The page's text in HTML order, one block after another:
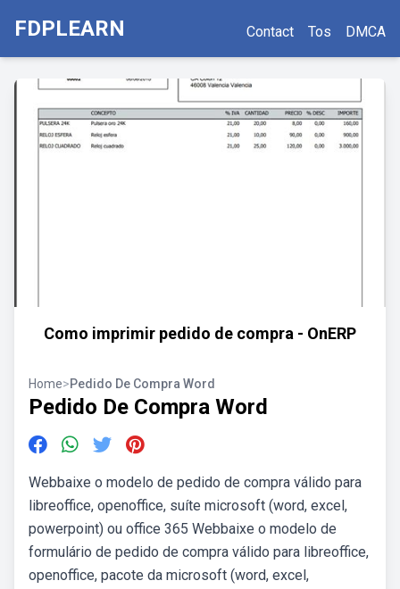
FDPLEARN Contact Tos DMCA
Como imprimir pedido de compra - OnERP
Home>Pedido De Compra Word
Pedido De Compra Word
Webbaixe o modelo de pedido de compra válido para
libreoffice, openoffice, suíte microsoft (word, excel,
powerpoint) ou office 365 Webbaixe o modelo de
formulário de pedido de compra válido para libreoffice,
openoffice, pacote da microsoft (word, excel,